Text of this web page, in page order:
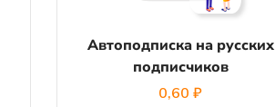
Автоподписка на русских
подписчиков
0,60 ₽